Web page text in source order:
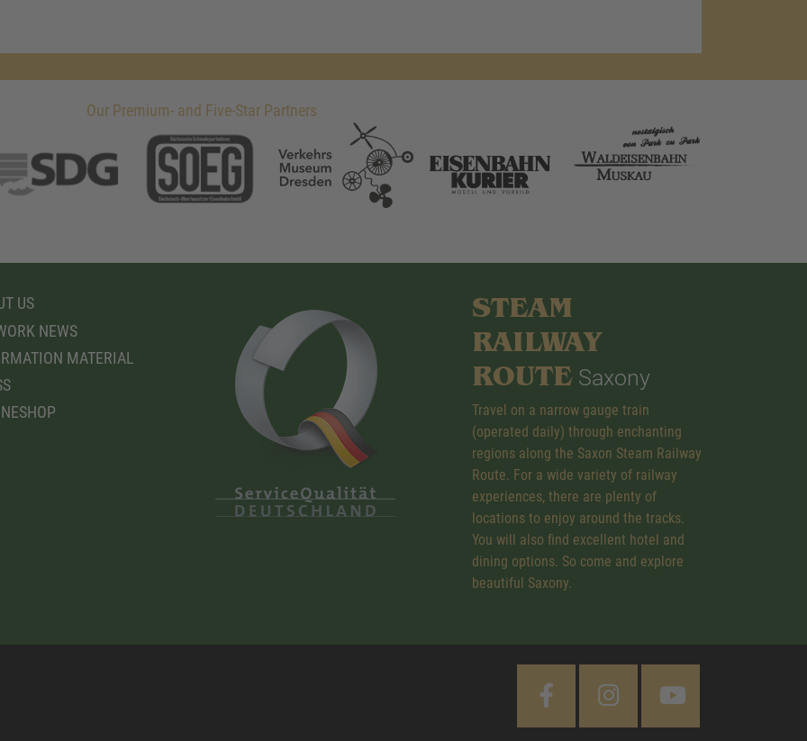
Our Premium- and Five-Star Partners
US
NEWS
MATERIAL
STEAM
RAILWAY
ROUTE Saxony
Travel on a narrow gauge train
(operated daily) through enchanting
regions along the Saxon Steam Railway
Route. For a wide variety of railway
experiences, there are plenty of
locations to enjoy around the tracks.
You will also find excellent hotel and
dining options. So come and explore
beautiful Saxony.